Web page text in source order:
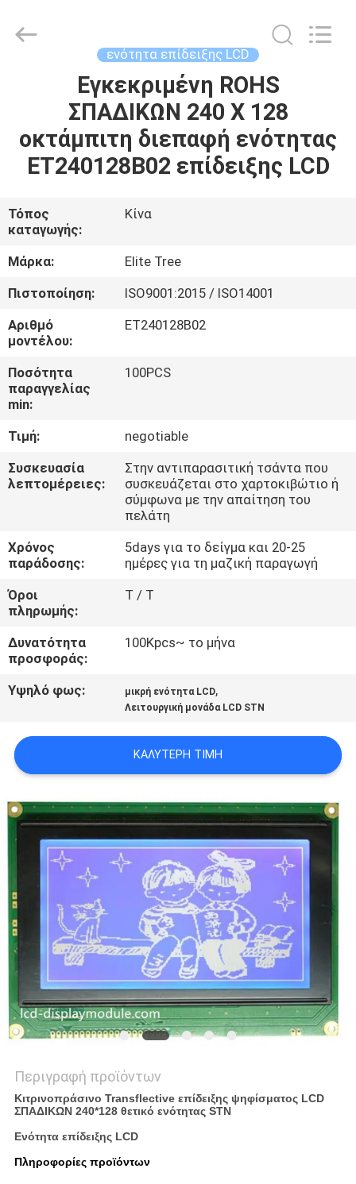
ΑΡΧΙΚΉ
ΣΕΛΊΔΑ
ΠΡΟΪΌΝΤΑ
ΒΊΝΤΕΟ
ΣΧΕΤΙΚΆ
ΜΕ
ΕΜΆΣ
ΓΎΡΟΣ
ΕΡΓΟΣΤΑΣΊΩΝ
ΠΟΙΟΤΙΚΌΣ
ΈΛΕΓΧΟΣ
ΝΈΑ
ΖΗΤΉΣΤΕ
ΈΝΑ
ΑΠΌΣΠΑΣΜΑ
SITEMAP
ΠΟΛΙΤΙΚΉ
ΑΠΟΡΡΉΤΟΥ
Technology.
ενότητα επίδειξης LCD
Εγκεκριμένη ROHS
ΣΠΑΔΙΚΩΝ 240 X 128
οκτάμπιτη διεπαφή ενότητας
ET240128B02 επίδειξης LCD
Τόπος
καταγωγής:
Κίνα
Μάρκα:
Elite Tree
Πιστοποίηση:
ISO9001:2015 / ISO14001
Αριθμό
μοντέλου:
ET240128B02
Ποσότητα
παραγγελίας
min:
100PCS
Τιμή:
negotiable
Συσκευασία
λεπτομέρειες:
Στην αντιπαρασιτική τσάντα που
συσκευάζεται στο χαρτοκιβώτιο ή
σύμφωνα με την απαίτηση του
πελάτη
Χρόνος
παράδοσης:
5days για το δείγμα και 20-25
ημέρες για τη μαζική παραγωγή
Όροι
πληρωμής:
T / T
Δυνατότητα
προσφοράς:
100Kpcs~ το μήνα
Υψηλό φως: μικρή ενότητα LCD,
Λειτουργική μονάδα LCD STN
ΚΑΛΎΤΕΡΗ ΤΙΜΉ
Περιγραφή προϊόντων
Κιτρινοπράσινο Transflective επίδειξης ψηφίσματος LCD
ΣΠΑΔΙΚΩΝ 240*128 θετικό ενότητας STN
Ενότητα επίδειξης LCD
Πληροφορίες προϊόντων